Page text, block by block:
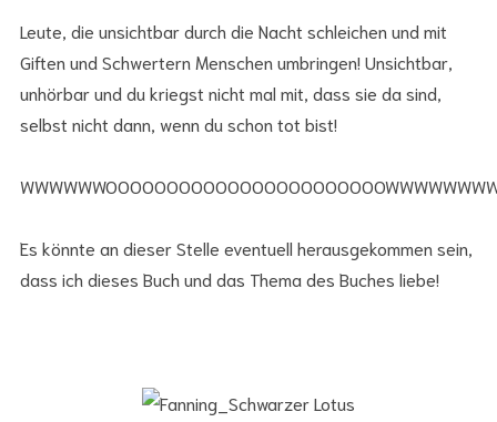
Leute, die unsichtbar durch die Nacht schleichen und mit
Giften und Schwertern Menschen umbringen! Unsichtbar,
unhörbar und du kriegst nicht mal mit, dass sie da sind,
selbst nicht dann, wenn du schon tot bist!
Es könnte an dieser Stelle eventuell herausgekommen sein,
dass ich dieses Buch und das Thema des Buches liebe!